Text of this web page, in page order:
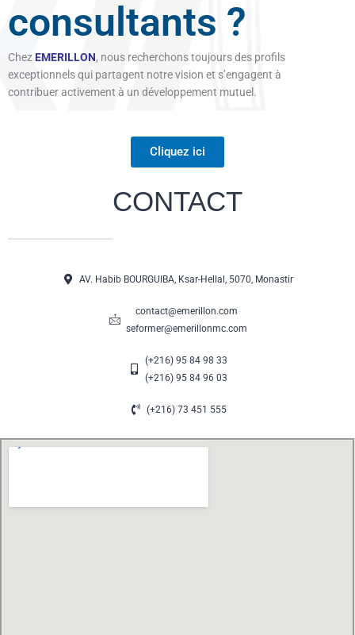
consultants ?
Chez EMERILLON, nous recherchons toujours des profils
exceptionnels qui partagent notre vision et s’engagent à
contribuer activement à un développement mutuel.
Cliquez ici
CONTACT
AV. Habib BOURGUIBA, Ksar-Hellal, 5070, Monastir
contact@emerillon.com
seformer@emerillonmc.com
(+216) 95 84 98 33
(+216) 95 84 96 03
(+216) 73 451 555